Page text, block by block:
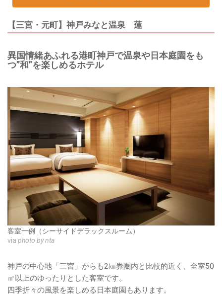
【三宮・元町】神戸みなと温泉 蓮
異国情緒あふれる港町神戸で温泉や日本庭園をも
つ”和”を楽しめるホテル
客室一例（シーサイドデラックスルーム）
via photo by nta
神戸の中心地「三宮」からも2㎞券圏内と比較的近く、全室50
㎡以上のゆったりとした客室です。
四季折々の風景を楽しめる日本庭園もあります。